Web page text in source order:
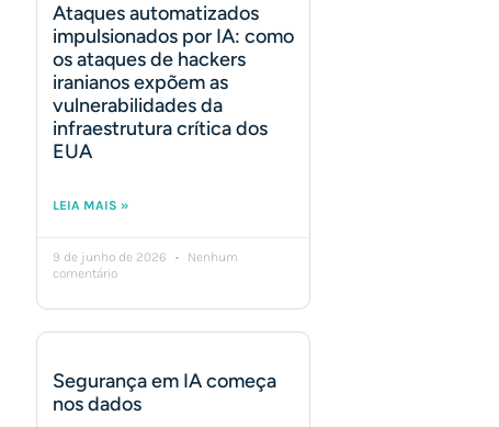
Ataques automatizados
impulsionados por IA: como
os ataques de hackers
iranianos expõem as
vulnerabilidades da
infraestrutura crítica dos
EUA
LEIA MAIS »
9 de junho de 2026
Nenhum
comentário
Segurança em IA começa
nos dados